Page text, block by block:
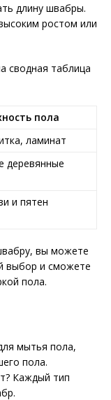
длину швабры.
ростом или
сводная таблица
пола
ламинат
деревянные
и пятен
вы можете
выбор и сможете
пола.
мытья пола,
пола.
Каждый тип